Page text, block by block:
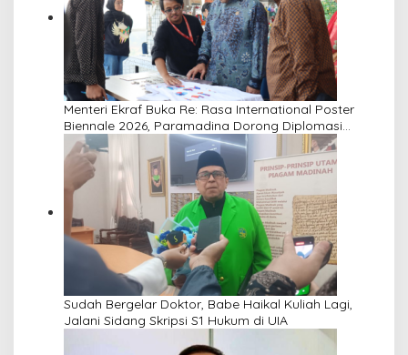
Menteri Ekraf Buka Re: Rasa International Poster
Biennale 2026, Paramadina Dorong Diplomasi
Budaya Visual
Sudah Bergelar Doktor, Babe Haikal Kuliah Lagi,
Jalani Sidang Skripsi S1 Hukum di UIA